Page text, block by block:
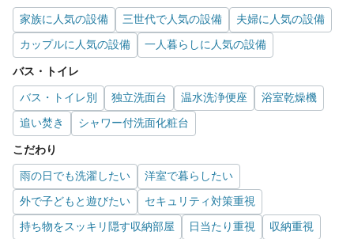
家族に人気の設備 三世代で人気の設備
夫婦に人気の設備
カップルに人気の設備
一人暮らしに人気の設備
バス・トイレ
バス・トイレ別 独立洗面台 温水洗浄便座
浴室乾燥機
追い焚き
シャワー付洗面化粧台
こだわり
雨の日でも洗濯したい
洋室で暮らしたい
外で子どもと遊びたい
セキュリティ対策重視
持ち物をスッキリ隠す収納部屋
日当たり重視
収納重視